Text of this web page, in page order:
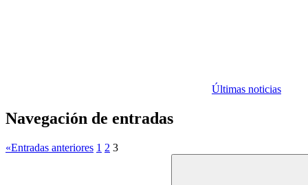
Últimas noticias
Navegación de entradas
«Entradas anteriores 1 2 3